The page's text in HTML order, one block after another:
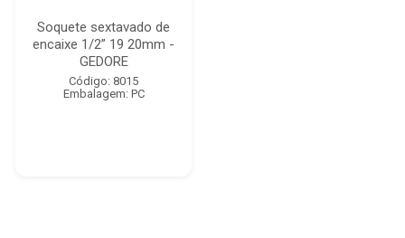
Soquete sextavado de
encaixe 1/2” 19 20mm -
GEDORE
Código: 8015
Embalagem: PC